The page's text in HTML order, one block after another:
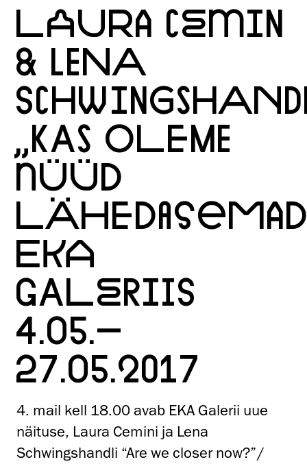
LAURA CEMIN
& LENA
„KAS OLEME
NÜÜD
EKA
GALERIIS
4.05.–
27.05.2017
4. mail kell 18.00 avab EKA Galerii uue
näituse, Laura Cemini ja Lena
Schwingshandli “Are we closer now?”/